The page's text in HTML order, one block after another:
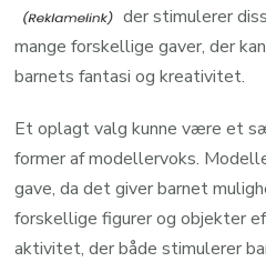
der stimulerer
mange forskellige gaver, der
barnets fantasi og kreativitet.
Et oplagt valg kunne være et
former af modellervoks.
gave, da det giver barnet
forskellige figurer og objekter
aktivitet, der både stimulerer